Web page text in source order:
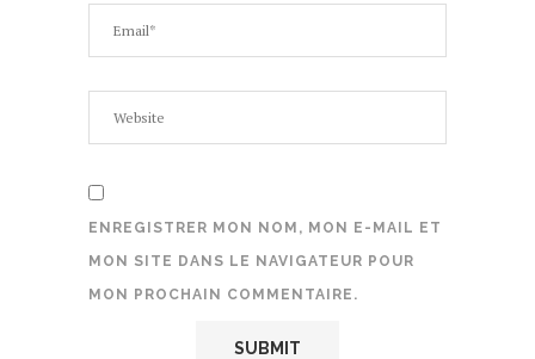
ENREGISTRER MON NOM, MON E-MAIL ET
MON SITE DANS LE NAVIGATEUR POUR
MON PROCHAIN COMMENTAIRE.